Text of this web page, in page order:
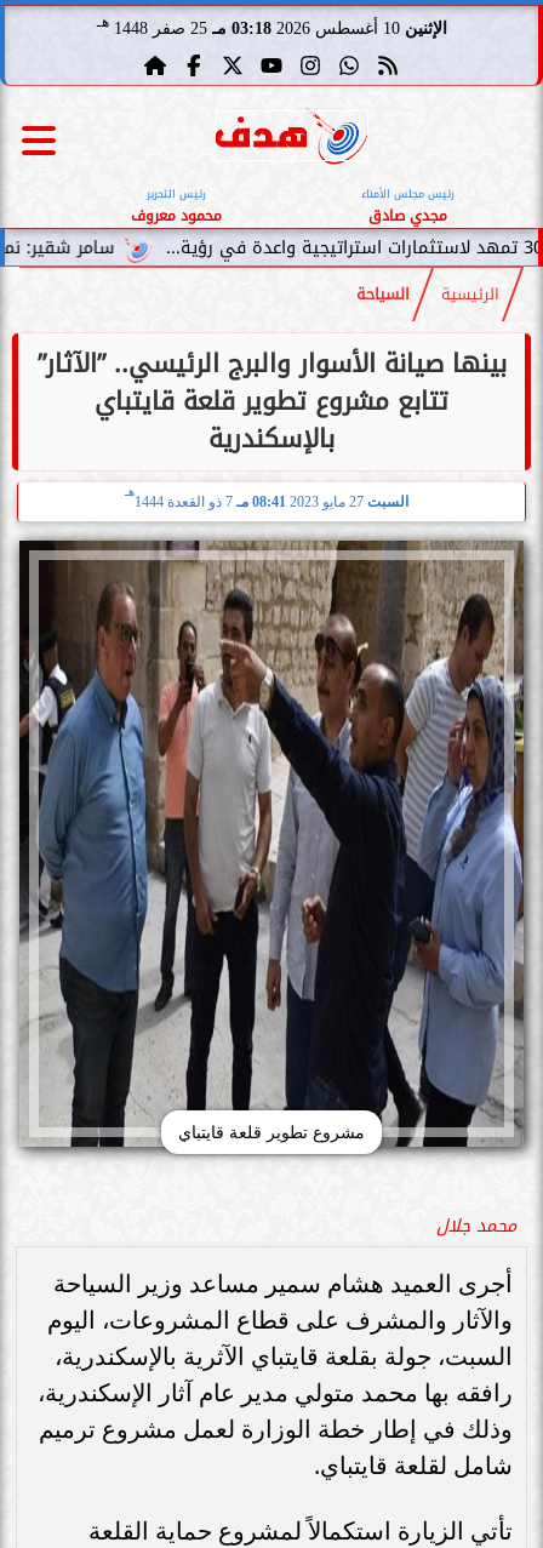
الإثنين 10 أغسطس 2026 03:18 مـ 25 صفر 1448 هـ
رئيس مجلس الأمناء
مجدي صادق
رئيس التحرير
محمود معروف
سامر شقير: نمو صناديق
الرئيسية السياحة
بينها صيانة الأسوار والبرج الرئيسي.. ”الآثار”
تتابع مشروع تطوير قلعة قايتباي
بالإسكندرية
السبت 08:41 مـ 7 ذو القعدة 1444
هـ
مشروع تطوير قلعة قايتباي
محمد جلال
أجرى العميد هشام سمير مساعد وزير السياحة
والآثار والمشرف على قطاع المشروعات، اليوم
السبت، جولة بقلعة قايتباي الآثرية بالإسكندرية،
رافقه بها محمد متولي مدير عام آثار الإسكندرية،
وذلك في إطار خطة الوزارة لعمل مشروع ترميم
شامل لقلعة قايتباي.
تأتي الزيارة استكمالاً لمشروع حماية القلعة